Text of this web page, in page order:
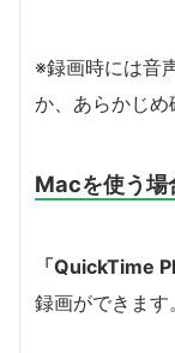
※録画時には音
か、あらかじめ
Macを使う場
「QuickTime
録画ができます。